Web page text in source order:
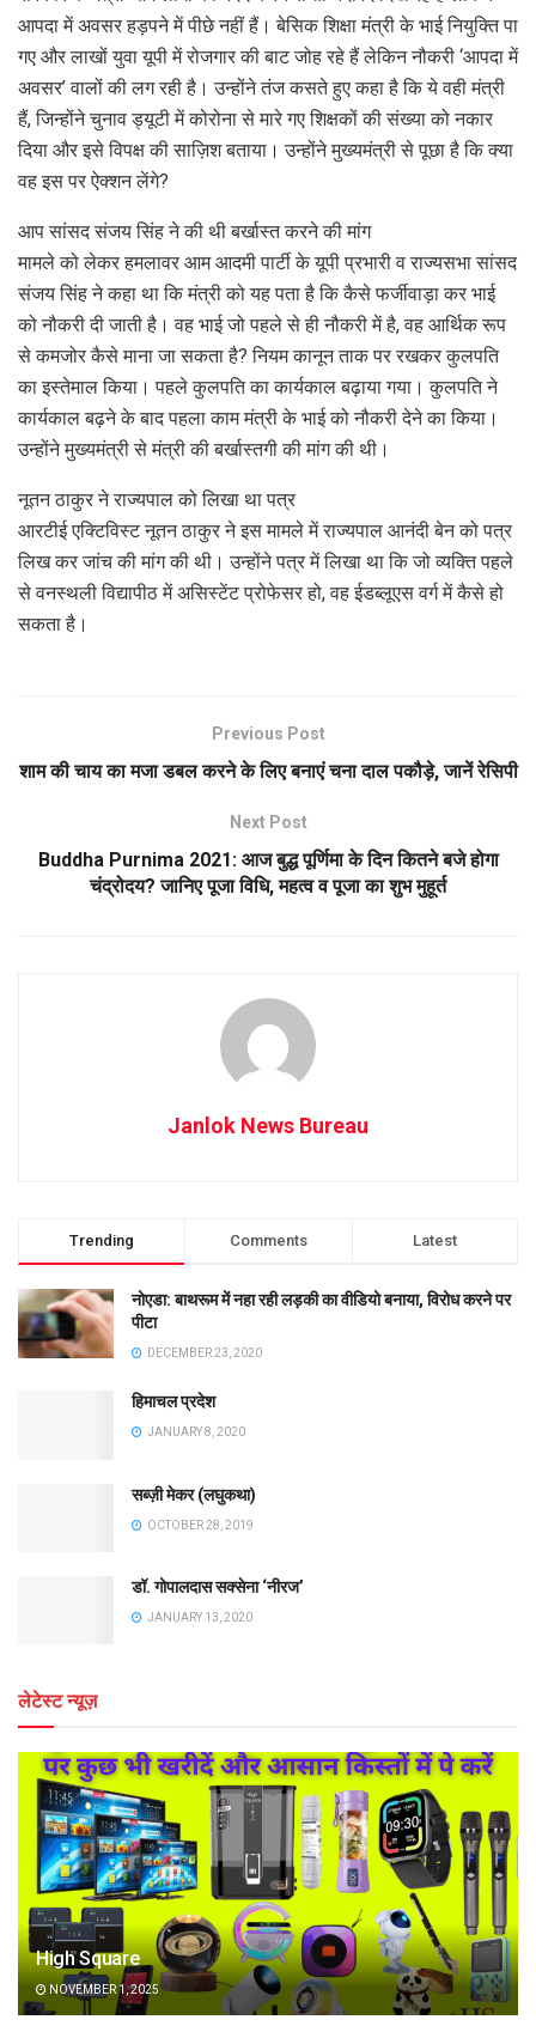
आपदा में अवसर हड़पने में पीछे नहीं हैं। बेसिक शिक्षा मंत्री के भाई नियुक्ति पा
गए और लाखों युवा यूपी में रोजगार की बाट जोह रहे हैं लेकिन नौकरी ‘आपदा में
अवसर’ वालों की लग रही है। उन्होंने तंज कसते हुए कहा है कि ये वही मंत्री
हैं, जिन्होंने चुनाव ड्यूटी में कोरोना से मारे गए शिक्षकों की संख्या को नकार
दिया और इसे विपक्ष की साज़िश बताया। उन्होंने मुख्यमंत्री से पूछा है कि क्या
वह इस पर ऐक्शन लेंगे?
आप सांसद संजय सिंह ने की थी बर्खास्‍त करने की मांग
मामले को लेकर हमलावर आम आदमी पार्टी के यूपी प्रभारी व राज्यसभा सांसद
संजय सिंह ने कहा था कि मंत्री को यह पता है कि कैसे फर्जीवाड़ा कर भाई
को नौकरी दी जाती है। वह भाई जो पहले से ही नौकरी में है, वह आर्थिक रूप
से कमजोर कैसे माना जा सकता है? नियम कानून ताक पर रखकर कुलपति
का इस्तेमाल किया। पहले कुलपति का कार्यकाल बढ़ाया गया। कुलपति ने
कार्यकाल बढ़ने के बाद पहला काम मंत्री के भाई को नौकरी देने का किया।
उन्होंने मुख्यमंत्री से मंत्री की बर्खास्तगी की मांग की थी।
नूतन ठाकुर ने राज्‍यपाल को लिखा था पत्र
आरटीई एक्टिविस्ट नूतन ठाकुर ने इस मामले में राज्यपाल आनंदी बेन को पत्र
लिख कर जांच की मांग की थी। उन्होंने पत्र में लिखा था कि जो व्यक्ति पहले
से वनस्थली विद्यापीठ में असिस्टेंट प्रोफेसर हो, वह ईडब्लूएस वर्ग में कैसे हो
सकता है।
Previous Post
शाम की चाय का मजा डबल करने के लिए बनाएं चना दाल पकौड़े, जानें रेसिपी
Next Post
Buddha Purnima 2021: आज बुद्ध पूर्णिमा के दिन कितने बजे होगा
चंद्रोदय? जानिए पूजा विधि, महत्व व पूजा का शुभ मुहूर्त
Janlok News Bureau
Trending Comments Latest
नोएडा: बाथरूम में नहा रही लड़की का वीडियो बनाया, विरोध करने पर
पीटा
DECEMBER 23, 2020
हिमाचल प्रदेश
JANUARY 8, 2020
सब्ज़ी मेकर (लघुकथा)
OCTOBER 28, 2019
डॉ. गोपालदास सक्सेना ‘नीरज’
JANUARY 13, 2020
लेटेस्ट न्यूज़
High Square
NOVEMBER 1, 2025